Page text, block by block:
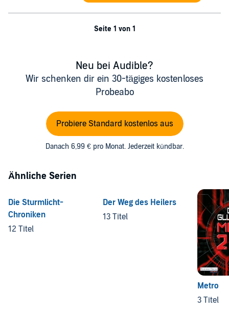
Seite 1 von 1
Neu bei Audible?
Wir schenken dir ein 30-tägiges kostenloses
Probeabo
Probiere Standard kostenlos aus
Danach 6,99 € pro Monat. Jederzeit kündbar.
Ähnliche Serien
Die Sturmlicht-
Chroniken
12 Titel
Der Weg des Heilers
13 Titel
Metro
3 Titel